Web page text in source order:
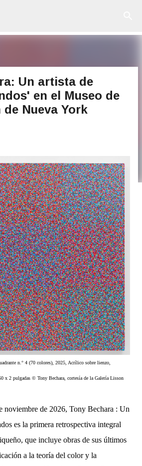
Un artista de
en el Museo de
Nueva York
n.° 4 (70 colores), 2025, Acrílico sobre lienzo,
x 2 pulgadas © Tony Bechara, cortesía de la Galería Lisson
noviembre de 2026, Tony Bechara : Un
es la primera retrospectiva integral
que incluye obras de sus últimos
a la teoría del color y la